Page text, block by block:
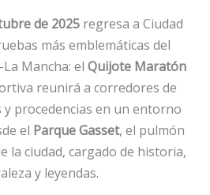
de 2025 regresa a Ciudad
más emblemáticas del
Mancha: el Quijote Maratón
reunirá a corredores de
procedencias en un entorno
el Parque Gasset, el pulmón
la ciudad, cargado de historia,
y leyendas.